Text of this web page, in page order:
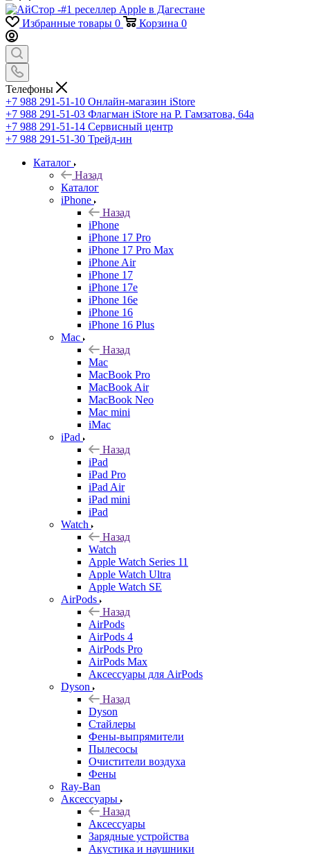
Избранные товары 0 Корзина 0
Телефоны
+7 988 291-51-10 Онлайн-магазин iStore
+7 988 291-51-03 Флагман iStore на Р. Гамзатова, 64а
+7 988 291-51-14 Сервисный центр
+7 988 291-51-30 Трейд-ин
Каталог
Назад
Каталог
iPhone
Назад
iPhone
iPhone 17 Pro
iPhone 17 Pro Max
iPhone Air
iPhone 17
iPhone 17e
iPhone 16e
iPhone 16
iPhone 16 Plus
Mac
Назад
Mac
MacBook Pro
MacBook Air
MacBook Neo
Mac mini
iMac
iPad
Назад
iPad
iPad Pro
iPad Air
iPad mini
iPad
Watch
Назад
Watch
Apple Watch Series 11
Apple Watch Ultra
Apple Watch SE
AirPods
Назад
AirPods
AirPods 4
AirPods Pro
AirPods Max
Аксессуары для AirPods
Dyson
Назад
Dyson
Стайлеры
Фены-выпрямители
Пылесосы
Очистители воздуха
Фены
Ray-Ban
Аксессуары
Назад
Аксессуары
Зарядные устройства
Акустика и наушники